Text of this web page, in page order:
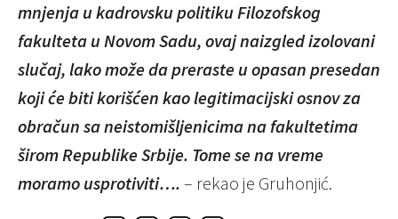
mnjenja u kadrovsku politiku Filozofskog
fakulteta u Novom Sadu, ovaj naizgled izolovani
slučaj, lako može da preraste u opasan presedan
koji će biti korišćen kao legitimacijski osnov za
obračun sa neistomišljenicima na fakultetima
širom Republike Srbije. Tome se na vreme
moramo usprotiviti…. – rekao je Gruhonjić.